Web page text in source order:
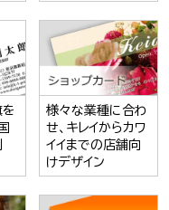
様々な業種に合わ
せ、キレイからカワ
イイまでの店舗向
けデザイン